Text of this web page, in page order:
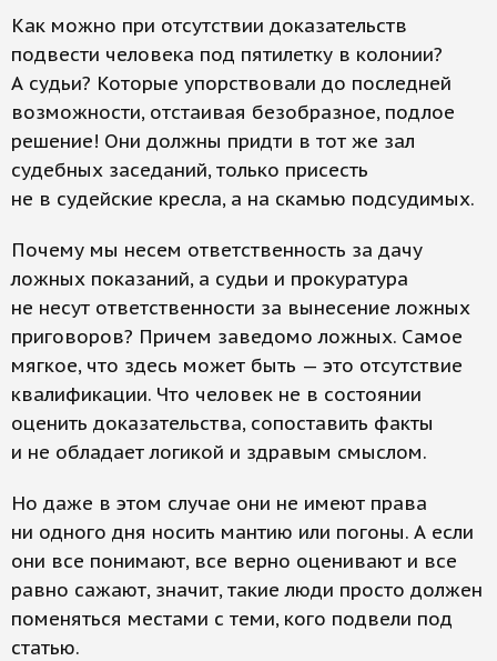
Как можно при отсутствии доказательств
подвести человека под пятилетку в колонии?
А судьи? Которые упорствовали до последней
возможности, отстаивая безобразное, подлое
решение! Они должны придти в тот же зал
судебных заседаний, только присесть
не в судейские кресла, а на скамью подсудимых.
Почему мы несем ответственность за дачу
ложных показаний, а судьи и прокуратура
не несут ответственности за вынесение ложных
приговоров? Причем заведомо ложных. Самое
мягкое, что здесь может быть — это отсутствие
квалификации. Что человек не в состоянии
оценить доказательства, сопоставить факты
и не обладает логикой и здравым смыслом.
Но даже в этом случае они не имеют права
ни одного дня носить мантию или погоны. А если
они все понимают, все верно оценивают и все
равно сажают, значит, такие люди просто должен
поменяться местами с теми, кого подвели под
статью.